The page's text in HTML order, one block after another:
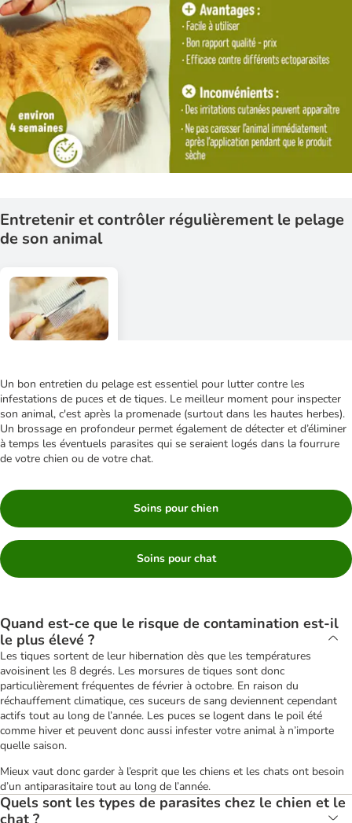
Entretenir et contrôler régulièrement le pelage
de son animal
Un bon entretien du pelage est essentiel pour lutter contre les
infestations de puces et de tiques. Le meilleur moment pour inspecter
son animal, c'est après la promenade (surtout dans les hautes herbes).
Un brossage en profondeur permet également de détecter et d’éliminer
à temps les éventuels parasites qui se seraient logés dans la fourrure
de votre chien ou de votre chat.
Soins pour chien
Soins pour chat
Quand est-ce que le risque de contamination est-il
le plus élevé ?
Les tiques sortent de leur hibernation dès que les températures
avoisinent les 8 degrés. Les morsures de tiques sont donc
particulièrement fréquentes de février à octobre. En raison du
réchauffement climatique, ces suceurs de sang deviennent cependant
actifs tout au long de l’année. Les puces se logent dans le poil été
comme hiver et peuvent donc aussi infester votre animal à n’importe
quelle saison.
Mieux vaut donc garder à l’esprit que les chiens et les chats ont besoin
d’un antiparasitaire tout au long de l’année.
Quels sont les types de parasites chez le chien et le
chat ?